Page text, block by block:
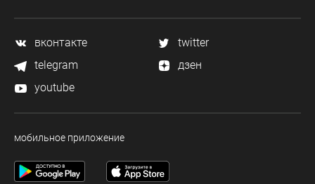
вконтакте
twitter
telegram
дзен
youtube
мобильное приложение